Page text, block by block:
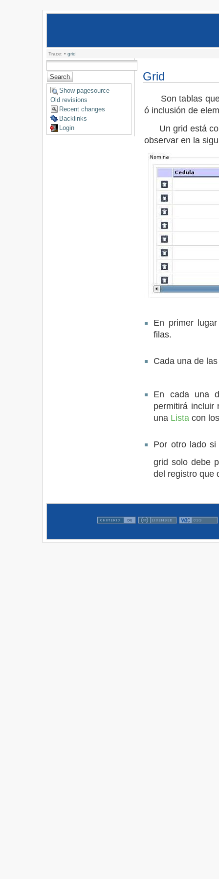
Trace: • grid
Show pagesource
Old revisions
Recent changes
Backlinks
Login
Grid
Son tablas que
ó inclusión de
Un grid está
observar en la
En primer
filas.
Cada una de
En cada una
permitirá incluir
una Lista con
Por otro lado
grid solo debe
del registro que